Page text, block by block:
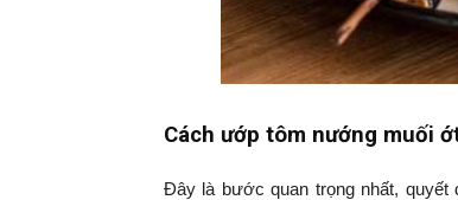
Cách ướp tôm nướng muối
Đây là bước quan trọng nhất,